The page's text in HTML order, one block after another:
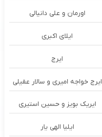
اورمان و علی دانیالی
ايلاى اكبرى
ایرج
ایرج خواجه امیری و سالار عقیلی
ایریک بویز و حسین استیری
ایلیا الهی یار